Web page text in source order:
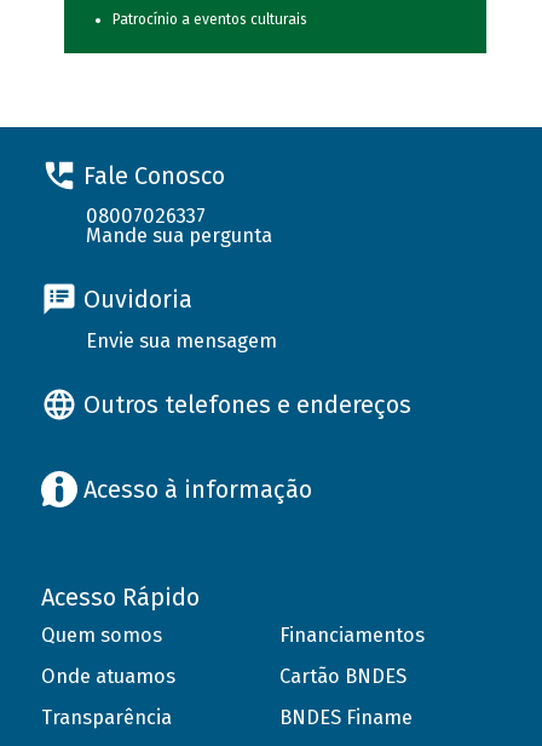
Patrocínio a eventos culturais
Fale Conosco
08007026337
Mande sua pergunta
Ouvidoria
Envie sua mensagem
Outros telefones e endereços
Acesso à informação
Acesso Rápido
Quem somos
Onde atuamos
Transparência
Financiamentos
Cartão BNDES
BNDES Finame